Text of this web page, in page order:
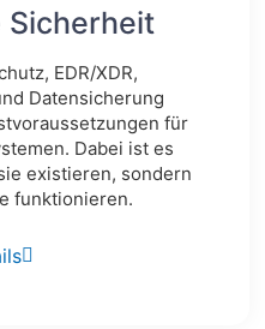
Sicherheit
EDR/XDR,
Datensicherung
für
Dabei ist es
existieren, sondern
funktionieren.